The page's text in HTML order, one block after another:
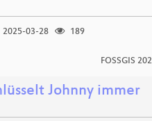
2025-03-28
189
FOSSGIS
Johnny immer